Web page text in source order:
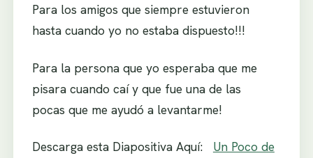
Para los amigos que siempre estuvieron
hasta cuando yo no estaba dispuesto!!!
Para la persona que yo esperaba que me
pisara cuando caí y que fue una de las
pocas que me ayudó a levantarme!
Descarga esta Diapositiva Aquí: Un Poco de